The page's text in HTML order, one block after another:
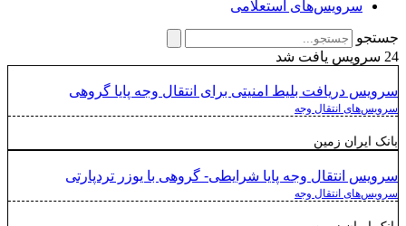
سرویس‌های استعلامی
جستجو
24 سرویس یافت شد
سرویس دریافت بلیط امنیتی برای انتقال وجه پایا گروهی
سرویس‌های انتقال وجه
بانک ایران زمین
سرویس انتقال وجه پایا شرایطی- گروهی با یوزر تردپارتی
سرویس‌های انتقال وجه